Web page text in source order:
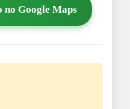
no Google Maps